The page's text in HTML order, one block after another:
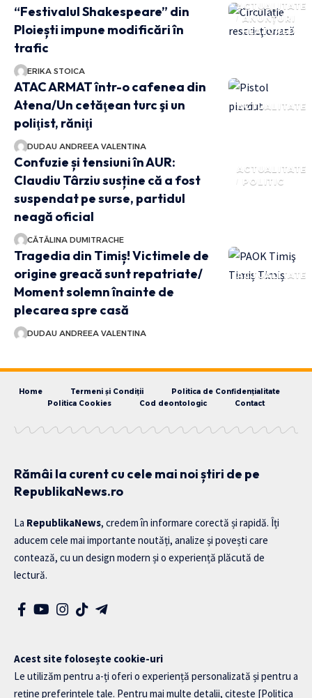
ACTUALITATE
ANUNȚURI
FEATURED
“Festivalul Shakespeare” din
Ploiești impune modificări în
trafic
ERIKA STOICA
ACTUALITATE
ATAC ARMAT într-o cafenea din
Atena/Un cetăţean turc şi un
poliţist, răniţi
DUDAU ANDREEA VALENTINA
ACTUALITATE
POLITIC
Confuzie și tensiuni în AUR:
Claudiu Târziu susține că a fost
suspendat pe surse, partidul
neagă oficial
CĂTĂLINA DUMITRACHE
ACTUALITATE
Tragedia din Timiș! Victimele de
origine greacă sunt repatriate/
Moment solemn înainte de
plecarea spre casă
DUDAU ANDREEA VALENTINA
Home Termeni și Condiții
Politica de Confidențialitate
Politica Cookies
Cod deontologic Contact
Rămâi la curent cu cele mai noi știri de pe
RepublikaNews.ro
La RepublikaNews, credem în informare corectă și rapidă. Îți
aducem cele mai importante noutăți, analize și povești care
contează, cu un design modern și o experiență plăcută de
lectură.
Acest site folosește cookie-uri
Le utilizăm pentru a-ți oferi o experiență personalizată și pentru a
reține preferințele tale. Pentru mai multe detalii, citește [Politica